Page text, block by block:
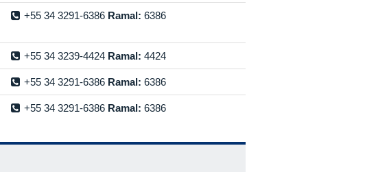
+55 34 3291-6386 Ramal:6386
+55 34 3239-4424 Ramal:4424
+55 34 3291-6386 Ramal:6386
+55 34 3291-6386 Ramal:6386